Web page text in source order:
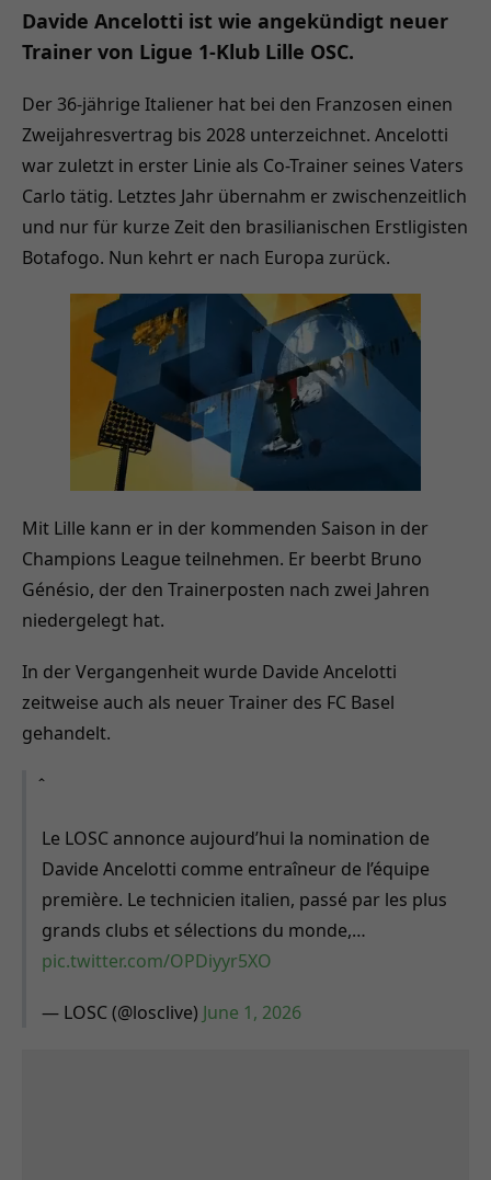
Davide Ancelotti ist wie angekündigt neuer
Trainer von Ligue 1-Klub Lille OSC.
Der 36-jährige Italiener hat bei den Franzosen einen
Zweijahresvertrag bis 2028 unterzeichnet. Ancelotti
war zuletzt in erster Linie als Co-Trainer seines Vaters
Carlo tätig. Letztes Jahr übernahm er zwischenzeitlich
und nur für kurze Zeit den brasilianischen Erstligisten
Botafogo. Nun kehrt er nach Europa zurück.
Mit Lille kann er in der kommenden Saison in der
Champions League teilnehmen. Er beerbt Bruno
Génésio, der den Trainerposten nach zwei Jahren
niedergelegt hat.
In der Vergangenheit wurde Davide Ancelotti
zeitweise auch als neuer Trainer des FC Basel
gehandelt.
Le LOSC annonce aujourd’hui la nomination de
Davide Ancelotti comme entraîneur de l’équipe
première. Le technicien italien, passé par les plus
grands clubs et sélections du monde,…
pic.twitter.com/OPDiyyr5XO
— LOSC (@losclive) June 1, 2026